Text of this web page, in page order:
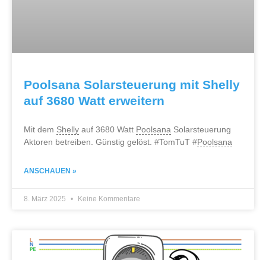
Poolsana Solarsteuerung mit Shelly
auf 3680 Watt erweitern
Mit dem Shelly auf 3680 Watt Poolsana Solarsteuerung
Aktoren betreiben. Günstig gelöst. #TomTuT #Poolsana
ANSCHAUEN »
8. März 2025 Keine Kommentare